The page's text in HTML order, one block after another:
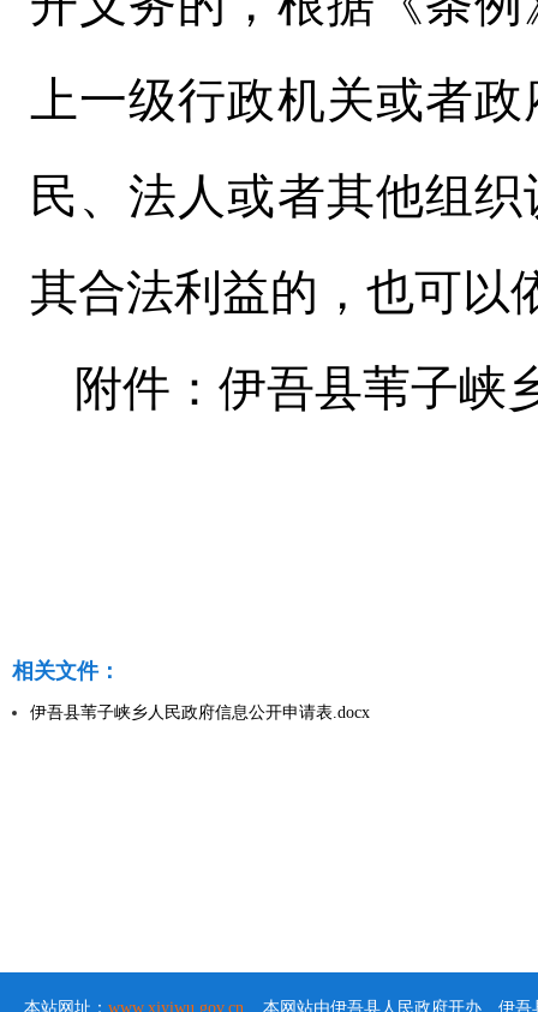
上一级行政机关或者
民、法人或者其他组
其合法利益的，也可以
附件：伊吾县苇子峡
相关文件：
伊吾县苇子峡乡人民政府信息公开申请表.docx
本站网址： www.xjyiwu.gov.cn 本网站由伊吾县人民政府开办 伊吾